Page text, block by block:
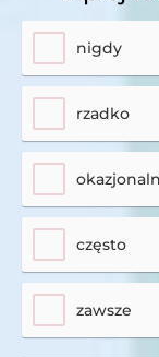
nigdy
rzadko
często
zawsze